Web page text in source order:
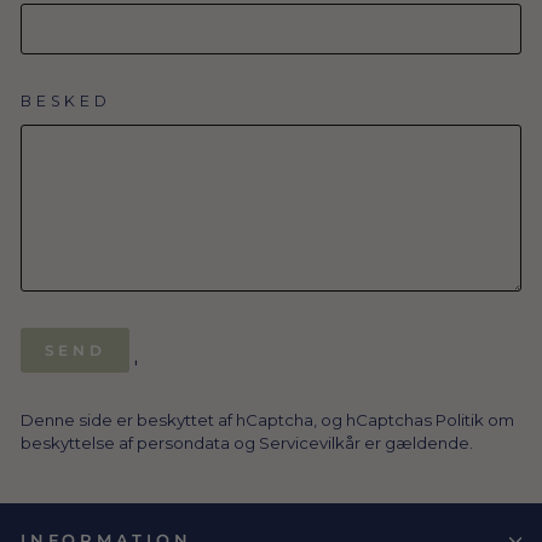
BESKED
SEND
'
Denne side er beskyttet af hCaptcha, og hCaptchas Politik om
beskyttelse af persondata og Servicevilkår er gældende.